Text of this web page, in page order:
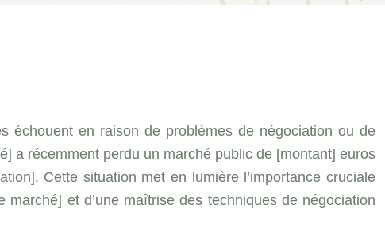
échouent en raison de problèmes de négociation ou de
a récemment perdu un marché public de [montant] euros
Cette situation met en lumière l’importance cruciale
et d’une maîtrise des techniques de négociation